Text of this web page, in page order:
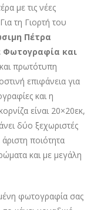
με τις νέες
τη Γιορτή του
Πέτρα
και
πρωτότυπη
επιφάνεια για
και η
είναι 20×20εκ,
δύο ξεχωριστές
ποιότητα
και με μεγάλη
φωτογραφία σας